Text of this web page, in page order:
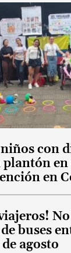
con
en
buses
agosto